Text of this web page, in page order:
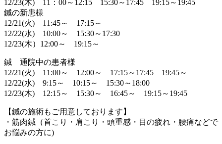
12/23(木) 11：00～12:15 15:30～17:45 19:15～19:45
鍼の新患様
12/21(火) 11:45～ 17:15～
12/22(水) 10:00～ 15:30～17:30
12/23(木）12:00～ 19:15～
鍼 通院中の患者様
12/21(火) 11:00～ 12:00～ 17:15～17:45 19:45～
12/22(水) 9:15～ 10:15～ 15:30～18:00
12/23(木) 12:15～ 15:30～ 16:45～ 19:15～19:45
【鍼の施術もご用意しております】
・筋肉鍼（首こり・肩こり・頭重感・目の疲れ・腰痛などで
お悩みの方に)